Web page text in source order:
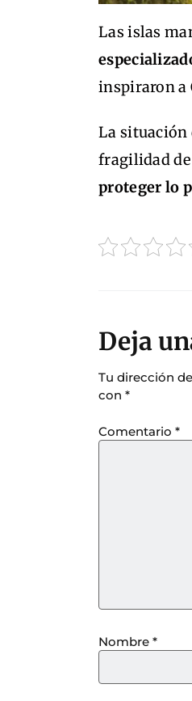
Las islas
inspiraron a
La situación
fragilidad de
proteger lo
Deja
Tu dirección
con *
Comentario *
Nombre *